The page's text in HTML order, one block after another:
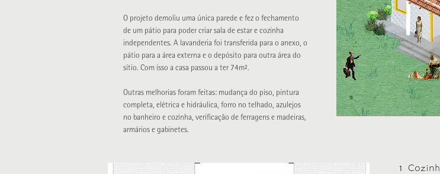
O projeto demoliu uma única parede e fez o fechamento
de um pátio para poder criar sala de estar e cozinha
independentes. A lavanderia foi transferida para o anexo, o
pátio para a área externa e o depósito para outra área do
sítio. Com isso a casa passou a ter 74m².
Outras melhorias foram feitas: mudança do piso, pintura
completa, elétrica e hidráulica, forro no telhado, azulejos
no banheiro e cozinha, verificação de ferragens e madeiras,
armários e gabinetes.
1